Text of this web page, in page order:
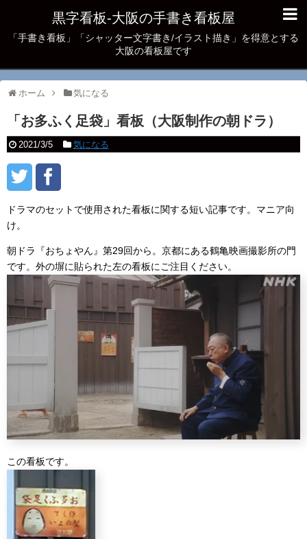
黒字看板‐大阪の手書き看板屋
「手書き看板」「シャッター文字書き/イラスト描き」を得意とする
大阪の看板屋です
ホーム 気になる
「お多ふく足袋」看板（大阪制作の朝ドラ）
2021/3/5 気になる
ドラマのセットで使用された看板に関する短い記事です。マニア向
け。
朝ドラ『おちょやん』第29回から。京都にある鶴亀映画撮影所の門
です。外の塀に貼られた左の看板にご注目ください。
この看板です。